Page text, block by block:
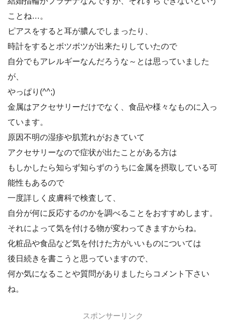
ことね…。
ピアスをすると耳が膿んでしまったり、
時計をするとボツボツが出来たりしていたので
自分でもアレルギーなんだろうな～とは思っていました
が、
やっぱり(^^;)
金属はアクセサリーだけでなく、食品や様々なものに入っ
ています。
原因不明の湿疹や肌荒れがおきていて
アクセサリーなので症状が出たことがある方は
もしかしたら知らず知らずのうちに金属を摂取している可
能性もあるので
一度詳しく皮膚科で検査して、
自分が何に反応するのかを調べることをおすすめします。
それによって気を付ける物が変わってきますからね。
化粧品や食品など気を付けた方がいいものについては
後日続きを書こうと思っていますので、
何か気になることや質問がありましたらコメント下さい
ね。
スポンサーリンク